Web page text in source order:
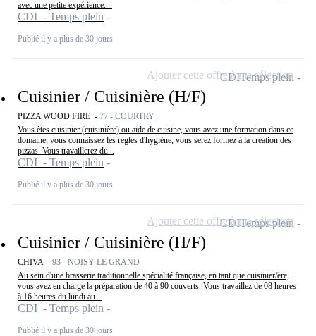
avec une petite expérience....
CDI - Temps plein
Publié il y a plus de 30 jours
Cuisinier / Cuisinière (H/F)
PIZZA WOOD FIRE - 77 - COURTRY
Vous êtes cuisinier (cuisinière) ou aide de cuisine, vous avez une formation dans ce
domaine, vous connaissez les règles d'hygiène, vous serez formez à la création des
pizzas. Vous travaillerez du...
CDI - Temps plein
Publié il y a plus de 30 jours
CDITemps plein
Ajouter cette offre à ma sélection
Cuisinier / Cuisinière (H/F)
CHIVA - 93 - NOISY LE GRAND
Au sein d'une brasserie traditionnelle spécialité française, en tant que cuisinier/ère,
vous avez en charge la préparation de 40 à 90 couverts. Vous travaillez de 08 heures
à 16 heures du lundi au...
CDI - Temps plein
Publié il y a plus de 30 jours
CDITemps plein
Ajouter cette offre à ma sélection